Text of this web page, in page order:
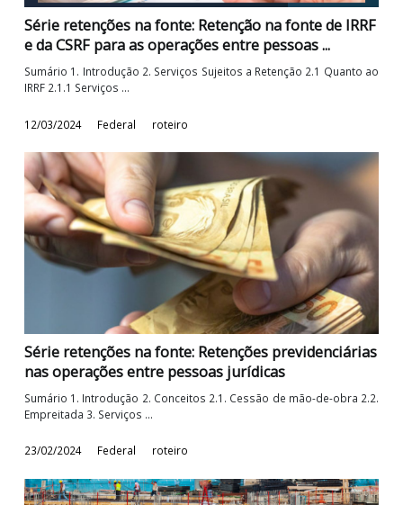
Série retenções na fonte: Retenção na fonte de
e da CSRF para as operações entre pessoas ...
Sumário 1. Introdução 2. Serviços Sujeitos a Retenção 2.1
IRRF 2.1.1 Serviços ...
12/03/2024 Federal roteiro